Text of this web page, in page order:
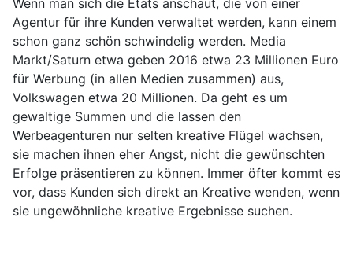
Agentur für ihre Kunden verwaltet werden, kann einem
schon ganz schön schwindelig werden. Media
Markt/Saturn etwa geben 2016 etwa 23 Millionen Euro
für Werbung (in allen Medien zusammen) aus,
Volkswagen etwa 20 Millionen. Da geht es um
gewaltige Summen und die lassen den
Werbeagenturen nur selten kreative Flügel wachsen,
sie machen ihnen eher Angst, nicht die gewünschten
Erfolge präsentieren zu können. Immer öfter kommt es
vor, dass Kunden sich direkt an Kreative wenden, wenn
sie ungewöhnliche kreative Ergebnisse suchen.